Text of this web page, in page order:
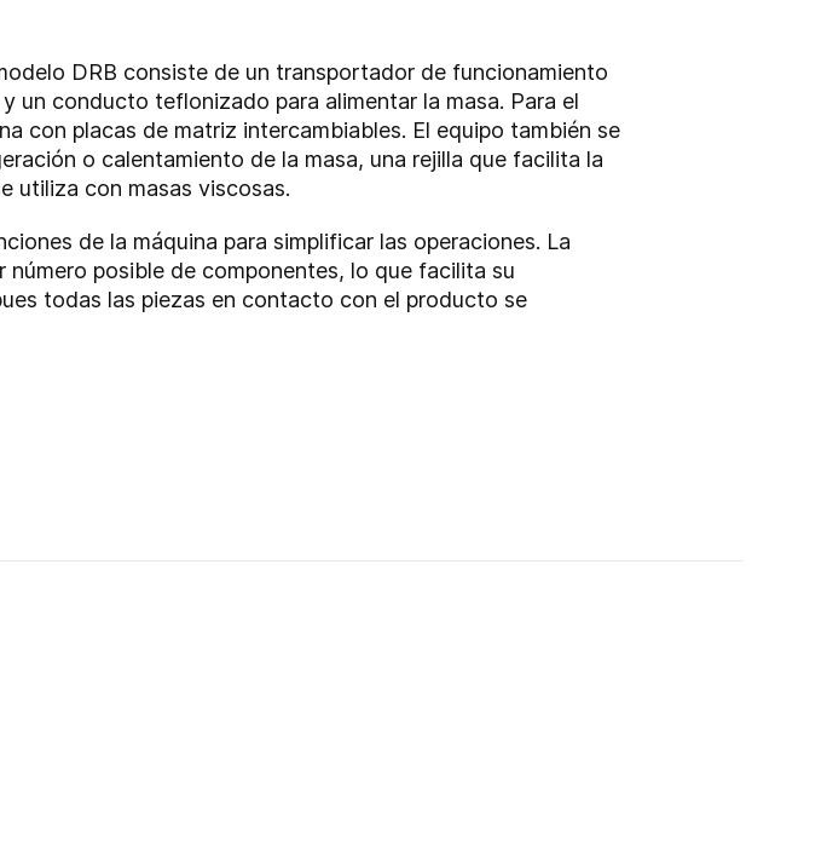
DRB consiste de un transportador de funcionamiento
un conducto teflonizado para alimentar la masa. Para el
con placas de matriz intercambiables. El equipo también se
o calentamiento de la masa, una rejilla que facilita la
utiliza con masas viscosas.
de la máquina para simplificar las operaciones. La
posible de componentes, lo que facilita su
todas las piezas en contacto con el producto se